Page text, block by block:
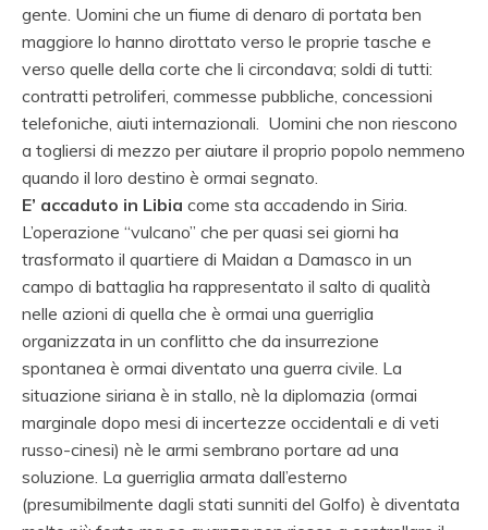
gente. Uomini che un fiume di denaro di portata ben
maggiore lo hanno dirottato verso le proprie tasche e
verso quelle della corte che li circondava; soldi di tutti:
contratti petroliferi, commesse pubbliche, concessioni
telefoniche, aiuti internazionali. Uomini che non riescono
a togliersi di mezzo per aiutare il proprio popolo nemmeno
quando il loro destino è ormai segnato.
E’ accaduto in Libia come sta accadendo in Siria.
L’operazione “vulcano” che per quasi sei giorni ha
trasformato il quartiere di Maidan a Damasco in un
campo di battaglia ha rappresentato il salto di qualità
nelle azioni di quella che è ormai una guerriglia
organizzata in un conflitto che da insurrezione
spontanea è ormai diventato una guerra civile. La
situazione siriana è in stallo, nè la diplomazia (ormai
marginale dopo mesi di incertezze occidentali e di veti
russo-cinesi) nè le armi sembrano portare ad una
soluzione. La guerriglia armata dall’esterno
(presumibilmente dagli stati sunniti del Golfo) è diventata